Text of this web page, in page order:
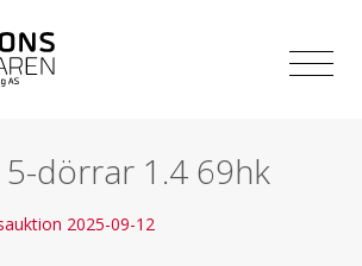
dörrar 1.4 69hk
2025-09-12